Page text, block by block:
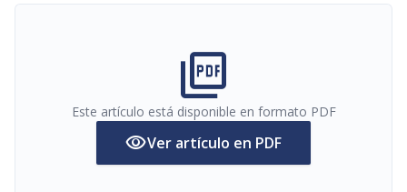
picture_as_pdf
Este artículo está disponible en formato PDF
visibilityVer artículo en PDF